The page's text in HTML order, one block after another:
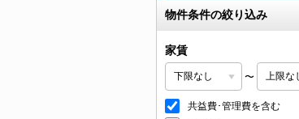
物件条件の絞り込み
家賃
〜
共益費･管理費を含む